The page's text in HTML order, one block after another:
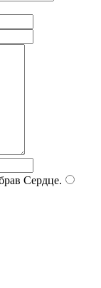
Сердце.